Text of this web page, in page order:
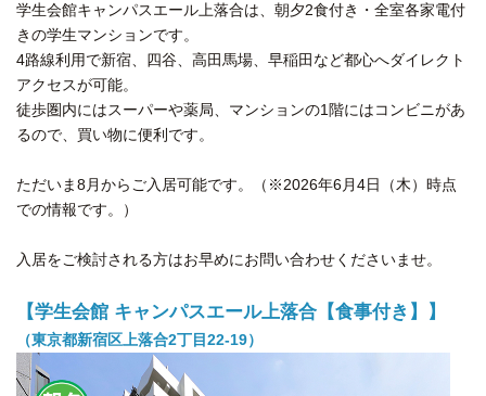
学生会館キャンパスエール上落合は、朝夕2食付き・全室各家電付
きの学生マンションです。
4路線利用で新宿、四谷、高田馬場、早稲田など都心へダイレクト
アクセスが可能。
徒歩圏内にはスーパーや薬局、マンションの1階にはコンビニがあ
るので、買い物に便利です。
ただいま8月からご入居可能です。（※2026年6月4日（木）時点
での情報です。）
入居をご検討される方はお早めにお問い合わせくださいませ。
【学生会館 キャンパスエール上落合【食事付き】】
（東京都新宿区上落合2丁目22-19）